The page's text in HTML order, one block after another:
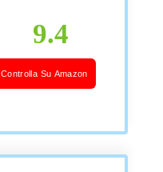
9.4
Controlla Su Amazon